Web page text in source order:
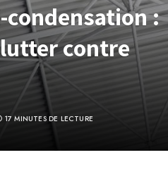
condensation :
contre
17 MINUTES DE LECTURE